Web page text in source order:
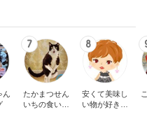
ん
7
たかまつせん
いちの食い散
8
安くて美味し
い物が好き☆